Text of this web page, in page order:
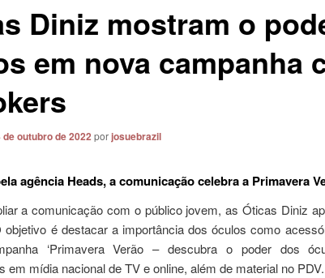
Diniz mostram o
em nova campanha
de outubro de 2022 porjosuebrazil
agência Heads, a comunicação celebra a Primavera
a comunicação com o público jovem, as Óticas Diniz
objetivo é destacar a importância dos óculos como
‘Primavera Verão – descubra o poder dos
em mídia nacional de TV e online, além de material no PDV.